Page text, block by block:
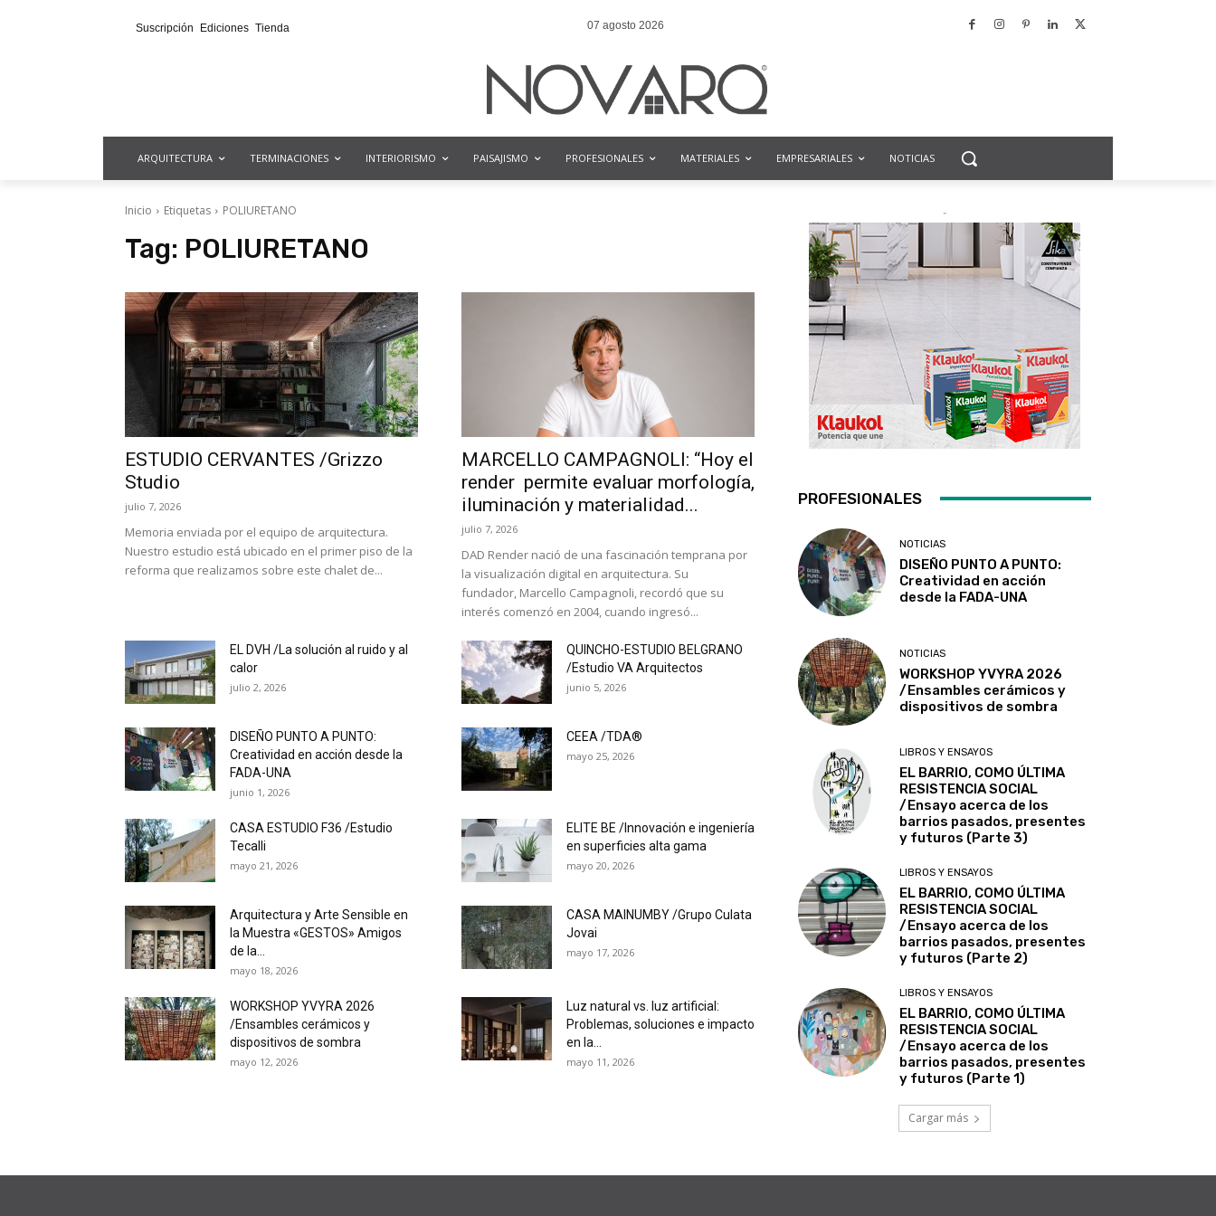
Suscripción Ediciones Tienda 07 agosto 2026
ARQUITECTURA TERMINACIONES INTERIORISMO PAISAJISMO PROFESIONALES MATERIALES EMPRESARIALES NOTICIAS
Inicio Etiquetas POLIURETANO
Tag: POLIURETANO
ESTUDIO CERVANTES /Grizzo
Studio
julio 7, 2026
Memoria enviada por el equipo de arquitectura.
Nuestro estudio está ubicado en el primer piso de la
reforma que realizamos sobre este chalet de...
MARCELLO CAMPAGNOLI: “Hoy el
render permite evaluar morfología,
iluminación y materialidad...
julio 7, 2026
DAD Render nació de una fascinación temprana por
la visualización digital en arquitectura. Su
fundador, Marcello Campagnoli, recordó que su
interés comenzó en 2004, cuando ingresó...
EL DVH /La solución al ruido y al
calor
julio 2, 2026
QUINCHO-ESTUDIO BELGRANO
/Estudio VA Arquitectos
junio 5, 2026
DISEÑO PUNTO A PUNTO:
Creatividad en acción desde la
FADA-UNA
junio 1, 2026
CEEA /TDA®
mayo 25, 2026
CASA ESTUDIO F36 /Estudio
Tecalli
mayo 21, 2026
ELITE BE /Innovación e ingeniería
en superficies alta gama
mayo 20, 2026
Arquitectura y Arte Sensible en
la Muestra «GESTOS» Amigos
de la...
mayo 18, 2026
CASA MAINUMBY /Grupo Culata
Jovai
mayo 17, 2026
WORKSHOP YVYRA 2026
/Ensambles cerámicos y
dispositivos de sombra
mayo 12, 2026
Luz natural vs. luz artificial:
Problemas, soluciones e impacto
en la...
mayo 11, 2026
-
PROFESIONALES
NOTICIAS
DISEÑO PUNTO A PUNTO:
Creatividad en acción
desde la FADA-UNA
NOTICIAS
WORKSHOP YVYRA 2026
/Ensambles cerámicos y
dispositivos de sombra
LIBROS Y ENSAYOS
EL BARRIO, COMO ÚLTIMA
RESISTENCIA SOCIAL
/Ensayo acerca de los
barrios pasados, presentes
y futuros (Parte 3)
LIBROS Y ENSAYOS
EL BARRIO, COMO ÚLTIMA
RESISTENCIA SOCIAL
/Ensayo acerca de los
barrios pasados, presentes
y futuros (Parte 2)
LIBROS Y ENSAYOS
EL BARRIO, COMO ÚLTIMA
RESISTENCIA SOCIAL
/Ensayo acerca de los
barrios pasados, presentes
y futuros (Parte 1)
Cargar más